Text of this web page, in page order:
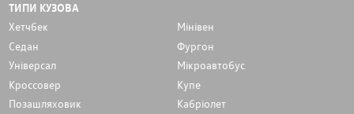
ТИПИ КУЗОВА
Хетчбек
Мінівен
Седан
Фургон
Унiверсал
Мікроавтобус
Кроссовер
Купе
Позашляховик
Кабріолет